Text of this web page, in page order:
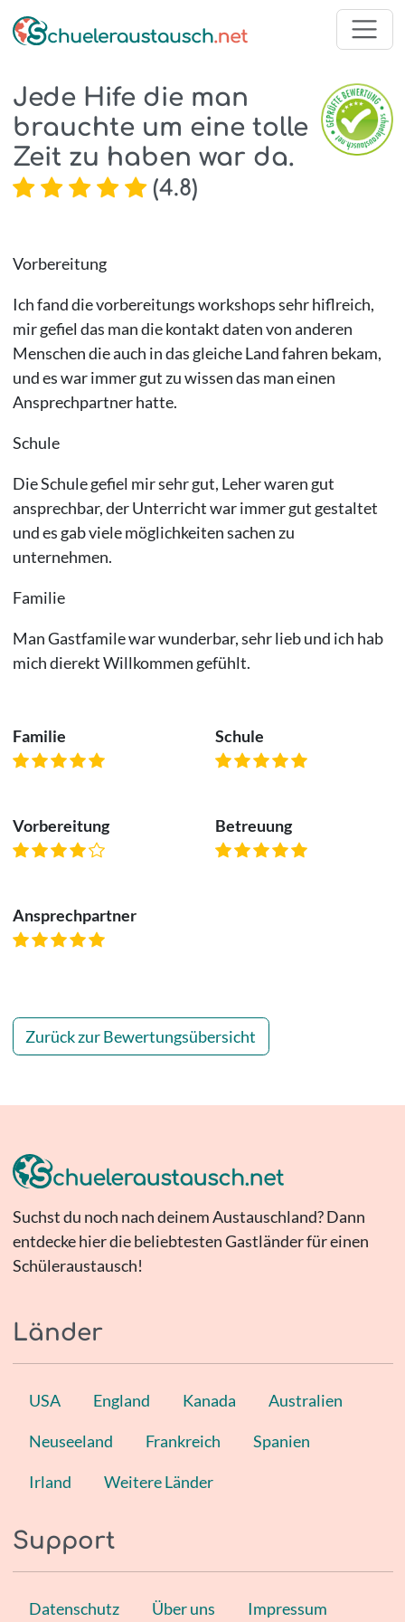
Jede Hife die man
brauchte um eine tolle
Zeit zu haben war da.
(4.8)
Vorbereitung
Ich fand die vorbereitungs workshops sehr hiflreich,
mir gefiel das man die kontakt daten von anderen
Menschen die auch in das gleiche Land fahren bekam,
und es war immer gut zu wissen das man einen
Ansprechpartner hatte.
Schule
Die Schule gefiel mir sehr gut, Leher waren gut
ansprechbar, der Unterricht war immer gut gestaltet
und es gab viele möglichkeiten sachen zu
unternehmen.
Familie
Man Gastfamile war wunderbar, sehr lieb und ich hab
mich dierekt Willkommen gefühlt.
Familie Schule
Vorbereitung Betreuung
Ansprechpartner
Zurück zur Bewertungsübersicht
Suchst du noch nach deinem Austauschland? Dann
entdecke hier die beliebtesten Gastländer für einen
Schüleraustausch!
Länder
USA England Kanada Australien
Neuseeland Frankreich Spanien
Irland Weitere Länder
Support
Datenschutz Über uns Impressum